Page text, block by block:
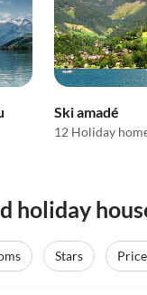
Ski amadé
12 Holiday
holiday
Stars